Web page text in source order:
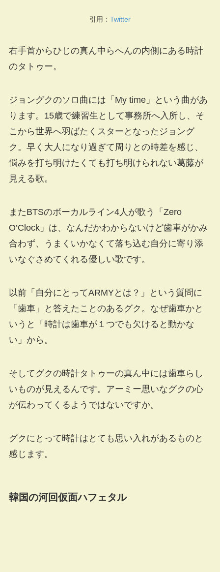
引用： Twitter
右手首からひじの真ん中らへんの内側にある時計
のタトゥー。
ジョングクのソロ曲には「My time」という曲があ
ります。15歳で練習生として事務所へ入所し、そ
こから世界へ羽ばたくスターとなったジョング
ク。早く大人になり過ぎて周りとの時差を感じ、
悩みを打ち明けたくても打ち明けられない葛藤が
見える歌。
またBTSのボーカルライン4人が歌う「Zero
O’Clock」は、なんだかわからないけど歯車がかみ
合わず、うまくいかなくて落ち込む自分に寄り添
いなぐさめてくれる優しい歌です。
以前「自分にとってARMYとは？」という質問に
「歯車」と答えたことのあるグク。なぜ歯車かと
いうと「時計は歯車が１つでも欠けると動かな
い」から。
そしてグクの時計タトゥーの真ん中には歯車らし
いものが見えるんです。アーミー思いなグクの心
が伝わってくるようではないですか。
グクにとって時計はとても思い入れがあるものと
感じます。
韓国の河回仮面ハフェタル